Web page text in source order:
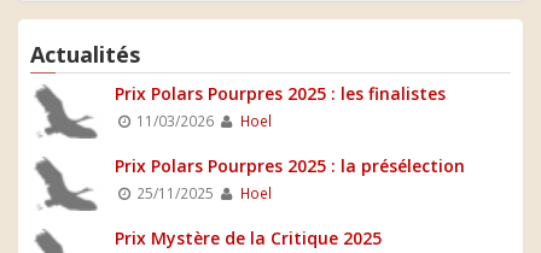
Actualités
Prix Polars Pourpres 2025 : les finalistes
11/03/2026 Hoel
Prix Polars Pourpres 2025 : la présélection
25/11/2025 Hoel
Prix Mystère de la Critique 2025